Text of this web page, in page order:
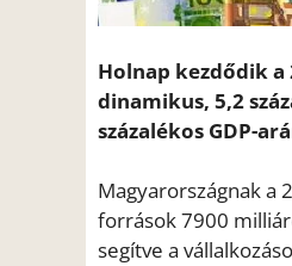
Holnap kezdődik a
dinamikus, 5,2
százalékos GDP-
Magyarországnak a
források 7900
segítve a